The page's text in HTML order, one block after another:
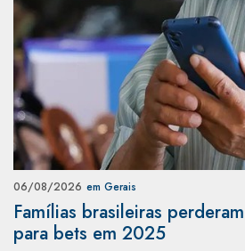
06/08/2026 em Gerais
Famílias brasileiras
para bets em 2025